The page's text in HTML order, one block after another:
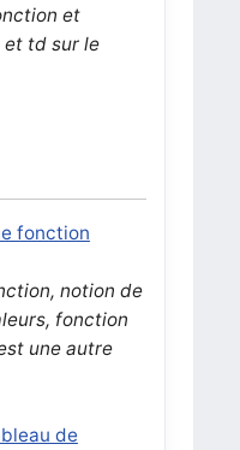
et
et td sur le
fonction
notion de
fonction
une autre
de